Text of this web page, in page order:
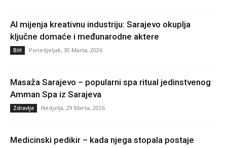
AI mijenja kreativnu industriju: Sarajevo okuplja
ključne domaće i međunarodne aktere
BiH Ponedjeljak, 30 Marta, 2026
Masaža Sarajevo – popularni spa ritual jedinstvenog
Amman Spa iz Sarajeva
Zdravlje Nedjelja, 29 Marta, 2026
Medicinski pedikir – kada njega stopala postaje